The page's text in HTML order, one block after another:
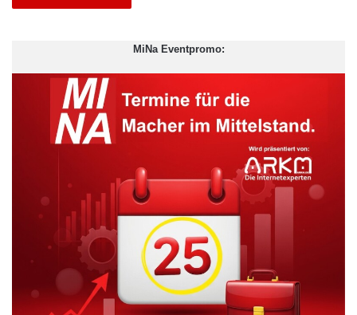
MiNa Eventpromo: